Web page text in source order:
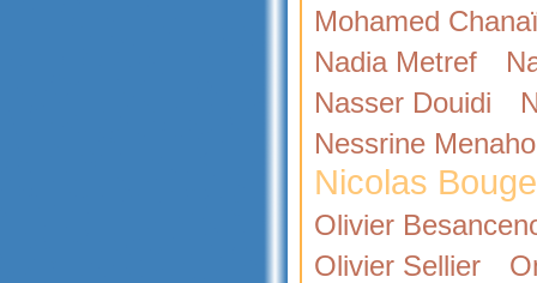
Mohamed
Nadia Metref
Nasser Douidi
Nessrine
Nicolas
Olivier
Olivier Sellier